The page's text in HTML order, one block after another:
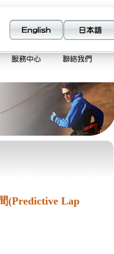
(Predictive Lap